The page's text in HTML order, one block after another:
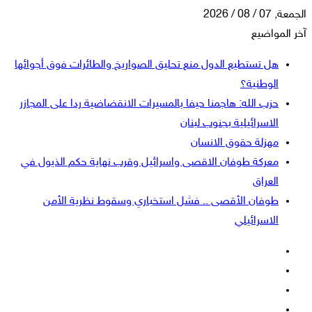
الجمعة, 07 / 08 / 2026
آخر المواضيع
هل تستطيع الدول منع تحليق الصواريخ والطائرات فوق أجوائها
الوطنية؟
حزب الله: هاجمنا حيفا بالمسيرات الانقضاضية ردا على المجازر
الاسرائيلية بجنوب لبنان
مهزلة حقوق الانسان
معركة طوفان الاقصى واسرائيل وقرب نهاية حكم الذيول في
العراق
طوفان الأقصى .. فشل استخباري وسقوط نظرية الأمن
الاسرائيلي